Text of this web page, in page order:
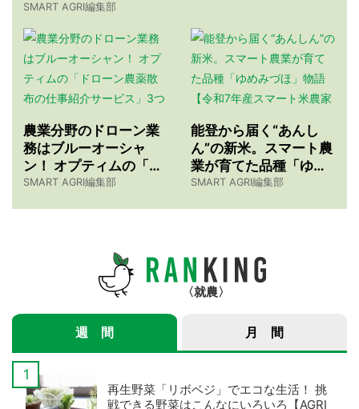
SMART AGRI編集部
農業分野のドローン業
務はブルーオーシャ
ン！ オプティムの「ド
ローン農薬散布の仕事
SMART AGRI編集部
能登から届く“あんし
ん”の新米。スマート農
業が育てた品種「ゆめ
みづほ」物語 【令和7
SMART AGRI編集部
就農
週 間 月 間
再生野菜「リボベジ」でエコな生活！ 挑
戦できる野菜はこんなにいろいろ【AGRI